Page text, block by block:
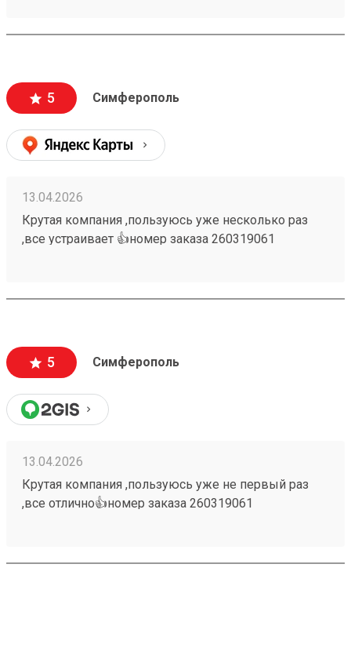
Спасибо большое
5 Симферополь
13.04.2026
Крутая компания ,пользуюсь уже несколько раз
,все устраивает 👍номер заказа 260319061
5 Симферополь
13.04.2026
Крутая компания ,пользуюсь уже не первый раз
,все отлично👍номер заказа 260319061